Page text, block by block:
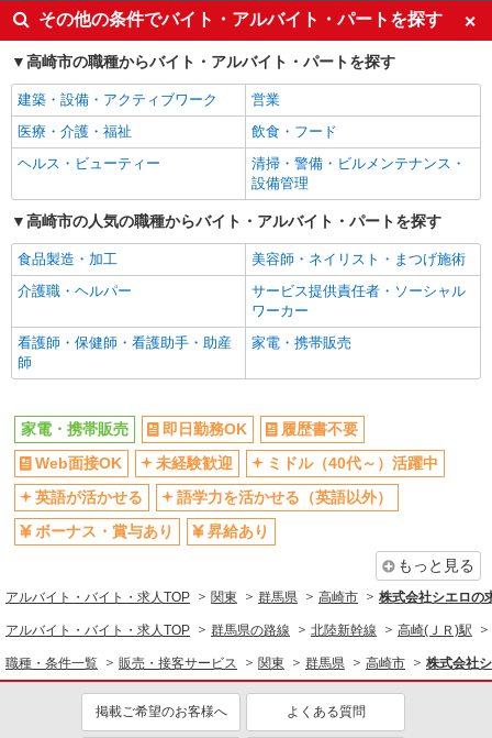
即日勤務OK
履歴書不要
Web面接OK
未経験歓迎
ミドル（40代～）活躍中
英語が活かせる
語学力を活かせる（英語以外）
ボーナス・賞与あり
昇給あり
日払い
週払い
10時～勤務OK
髪型・髪色自由
ネイルOK
ピアスOK
車通勤OK
バイク通勤OK
交通費支給
社会保険あり
入社祝い金あり
各種手当（家族・役職・インセン
ティブなど）あり
制服貸与
社員登用あり
同じ職種から求人を探す
販売・接客サービス
家電・携帯販売
同じ特徴から求人を探す
ミドル（40代～）活躍中
英語が活かせる
ボーナス・賞与あり
日払い
車通勤OK
交通費支給
社会保険あり
社員登用あり
その他の条件でバイト・アルバイト・パートを探す
高崎市の職種からバイト・アルバイト・パートを探す
建築・設備・アクティブワーク
営業
医療・介護・福祉
飲食・フード
ヘルス・ビューティー
清掃・警備・ビルメンテナンス・
設備管理
高崎市の人気の職種からバイト・アルバイト・パートを探す
食品製造・加工
美容師・ネイリスト・まつげ施術
介護職・ヘルパー
サービス提供責任者・ソーシャル
ワーカー
看護師・保健師・看護助手・助産
師
家電・携帯販売
家電・携帯販売 即日勤務OK
履歴書不要
Web面接OK
未経験歓迎
ミドル（40代～）活躍中
英語が活かせる
語学力を活かせる（英語以外）
ボーナス・賞与あり
昇給あり
もっと見る
アルバイト・バイト・求人TOP 関東 群馬県 高崎市 株式会社シエロの
アルバイト・バイト・求人TOP 群馬県の路線 北陸新幹線 高崎(ＪＲ)駅
職種・条件一覧 販売・接客サービス 関東 群馬県 高崎市 株式会社
掲載ご希望のお客様へ よくある質問